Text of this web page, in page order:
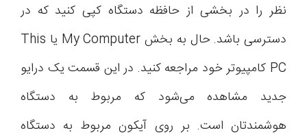
نظر را در بخشی از حافظه دستگاه کپی کنید که در
دسترسی باشد. حال به بخش My Computer یا This
PC کامپیوتر خود مراجعه کنید. در این قسمت یک درایو
جدید مشاهده می‌شود که مربوط به دستگاه
هوشمندتان است. بر روی آیکون مربوط به دستگاه